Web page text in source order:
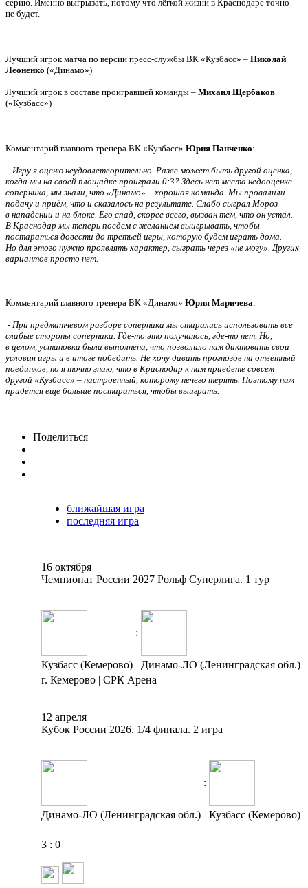
серию. Именно выгрызать, потому что лёгкой жизни в Краснодаре точно
не будет.
Лучший игрок матча по версии пресс-службы ВК «Кузбасс» – Николай
Леоненко («Динамо»)
Лучший игрок в составе проигравшей команды – Михаил Щербаков
(«Кузбасс»)
Комментарий главного тренера ВК «Кузбасс» Юрия Панченко:
- Игру я оценю неудовлетворительно. Разве может быть другой оценка,
когда мы на своей площадке проиграли 0:3? Здесь нет места недооценке
соперника, мы знали, что «Динамо» – хорошая команда. Мы провалили
подачу и приём, что и сказалось на результате. Слабо сыграл Мороз
в нападении и на блоке. Его спад, скорее всего, вызван тем, что он устал.
В Краснодар мы теперь поедем с желанием выигрывать, чтобы
постараться довести до третьей игры, которую будем играть дома.
Но для этого нужно проявлять характер, сыграть через «не могу». Других
вариантов просто нет.
Комментарий главного тренера ВК «Динамо» Юрия Маричева:
- При предматчевом разборе соперника мы старались использовать все
слабые стороны соперника. Где-то это получалось, где-то нет. Но,
в целом, установка была выполнена, что позволило нам диктовать свои
условия игры и в итоге победить. Не хочу давать прогнозов на ответный
поединков, но я точно знаю, что в Краснодар к нам приедете совсем
другой «Кузбасс» – настроенный, которому нечего терять. Поэтому нам
придётся ещё больше постараться, чтобы выиграть.
Поделиться
ближайшая игра
последняя игра
16 октября
Чемпионат России 2027 Рольф Суперлига. 1 тур
:
Кузбасс (Кемерово)
Динамо-ЛО (Ленинградская обл.)
г. Кемерово | СРК Арена
12 апреля
Кубок России 2026. 1/4 финала. 2 игра
:
Динамо-ЛО (Ленинградская обл.) Кузбасс (Кемерово)
3 : 0